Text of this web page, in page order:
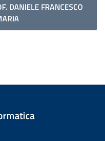
DANIELE FRANCESCO